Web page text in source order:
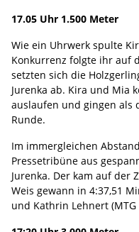
17.05 Uhr 1.500 Meter
Wie ein Uhrwerk spulte
Konkurrenz folgte ihr auf
setzten sich die
Jurenka ab. Kira und Mia
auslaufen und gingen als
Runde.
Im immergleichen
Pressetribüne aus
Jurenka. Der kam auf der
Weis gewann in 4:37,51
und Kathrin Lehnert